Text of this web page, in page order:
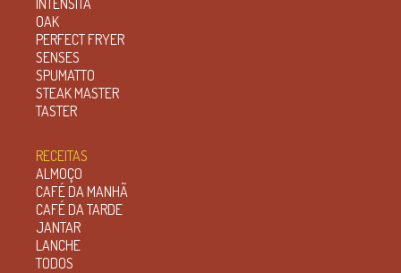
OAK
PERFECT FRYER
SENSES
SPUMATTO
STEAK MASTER
TASTER
RECEITAS
ALMOÇO
CAFÉ DA MANHÃ
CAFÉ DA TARDE
JANTAR
LANCHE
TODOS